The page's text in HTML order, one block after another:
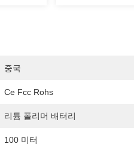
중국
Ce Fcc Rohs
리튬 폴리머 배터리
100 미터